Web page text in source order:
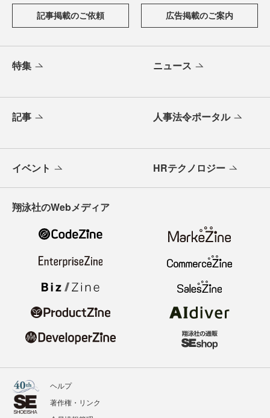
記事掲載のご依頼 広告掲載のご案内
特集 ニュース
記事 人事法令ポータル
イベント HRテクノロジー
翔泳社のWebメディア
ヘルプ
著作権・リンク